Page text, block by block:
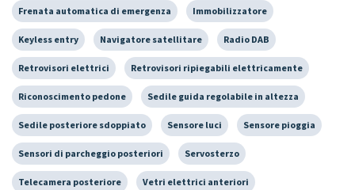
Frenata automatica di emergenza Immobilizzatore
Keyless entry Navigatore satellitare Radio DAB
Retrovisori elettrici Retrovisori ripiegabili elettricamente
Riconoscimento pedone Sedile guida regolabile in altezza
Sedile posteriore sdoppiato Sensore luci Sensore pioggia
Sensori di parcheggio posteriori Servosterzo
Telecamera posteriore Vetri elettrici anteriori